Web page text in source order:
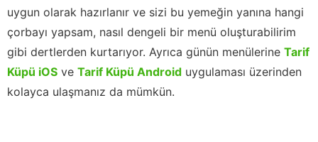
uygun olarak hazırlanır ve sizi bu yemeğin yanına hangi
çorbayı yapsam, nasıl dengeli bir menü oluşturabilirim
gibi dertlerden kurtarıyor. Ayrıca günün menülerine Tarif
Küpü iOS ve Tarif Küpü Android uygulaması üzerinden
kolayca ulaşmanız da mümkün.